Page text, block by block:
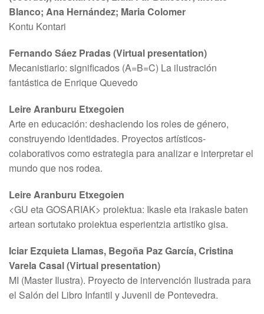
Blanco; Ana Hernández; Maria Colomer
Kontu Kontari
Fernando Sáez Pradas (Virtual presentation)
Mecanistiario: significados (A=B=C) La ilustración
fantástica de Enrique Quevedo
Leire Aranburu Etxegoien
Arte en educación: deshaciendo los roles de género,
construyendo identidades. Proyectos artísticos-
colaborativos como estrategia para analizar e interpretar el
mundo que nos rodea.
Leire Aranburu Etxegoien
<GU eta GOSARIAK> proiektua: Ikasle eta irakasle baten
artean sortutako proiektua esperientzia artistiko gisa.
Iciar Ezquieta Llamas, Begoña Paz García, Cristina
Varela Casal (Virtual presentation)
MI (Master Ilustra). Proyecto de intervención Ilustrada para
el Salón del Libro Infantil y Juvenil de Pontevedra.